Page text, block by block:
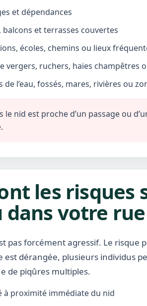
et dépendances
balcons et terrasses couvertes
écoles, chemins ou lieux
vergers, ruchers, haies champêtres
de l’eau, fossés, mares, rivières ou
le nid est proche d’un passage ou
les risques
dans votre rue
pas forcément agressif. Le risque
est dérangée, plusieurs individus
de piqûres multiples.
à proximité immédiate du nid